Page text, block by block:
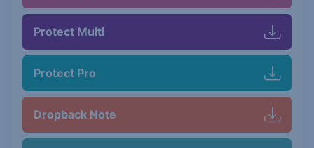
Protect Multi
Protect Pro
Dropback Note